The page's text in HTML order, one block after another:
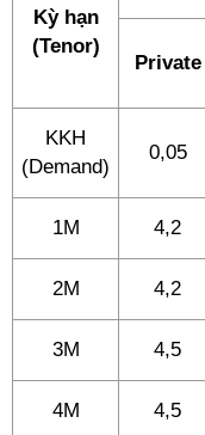
Kỳ hạn
(Tenor)
Private
KKH
(Demand)
0,05
1M 4,2
2M 4,2
3M 4,5
4M 4,5